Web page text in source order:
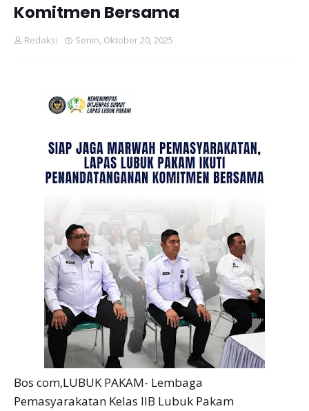
Komitmen Bersama
Redaksi Senin, Oktober 20, 2025
Bos com,LUBUK PAKAM- Lembaga
Pemasyarakatan Kelas IIB Lubuk Pakam